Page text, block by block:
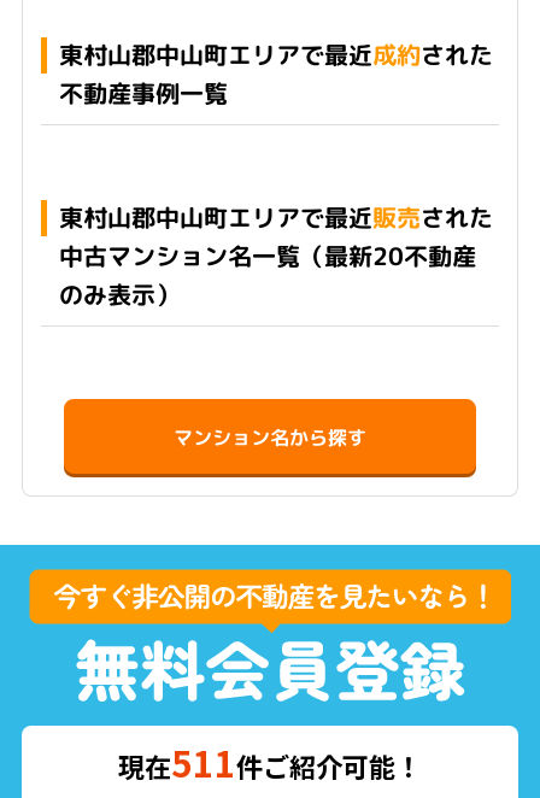
東村山郡中山町エリアで最近成約された
不動産事例一覧
東村山郡中山町エリアで最近販売された
中古マンション名一覧（最新20不動産
のみ表示）
マンション名から探す
現在511件ご紹介可能！